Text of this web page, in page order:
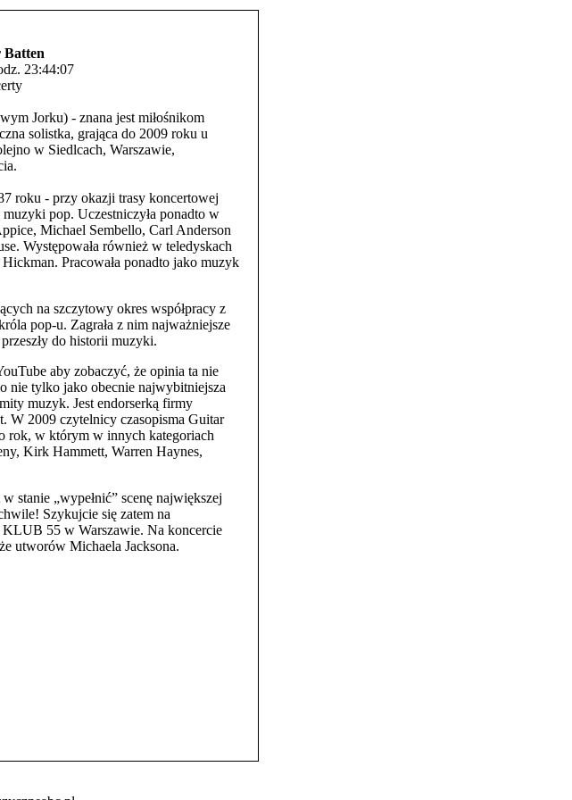
Batten
23:44:07
Jorku) - znana jest miłośnikom
solistka, grająca do 2009 roku u
w Siedlcach, Warszawie,
roku - przy okazji trasy koncertowej
pop. Uczestniczyła ponadto w
Michael Sembello, Carl Anderson
Występowała również w teledyskach
Pracowała ponadto jako muzyk
na szczytowy okres współpracy z
pop-u. Zagrała z nim najważniejsze
do historii muzyki.
aby zobaczyć, że opinia ta nie
nie tylko jako obecnie najwybitniejsza
muzyk. Jest endorserką firmy
W 2009 czytelnicy czasopisma Guitar
rok, w którym w innych kategoriach
Kirk Hammett, Warren Haynes,
stanie „wypełnić” scenę największej
Szykujcie się zatem na
KLUB 55 w Warszawie. Na koncercie
utworów Michaela Jacksona.